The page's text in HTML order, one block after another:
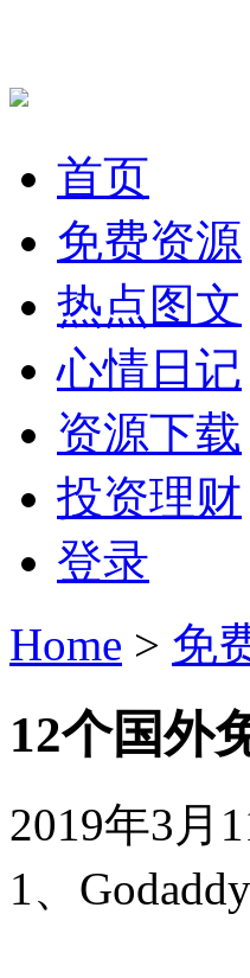
首页
免费资源
热点图文
心情日记
资源下载
投资理财
登录
Home > 免
12个国外
2019年3月
1、